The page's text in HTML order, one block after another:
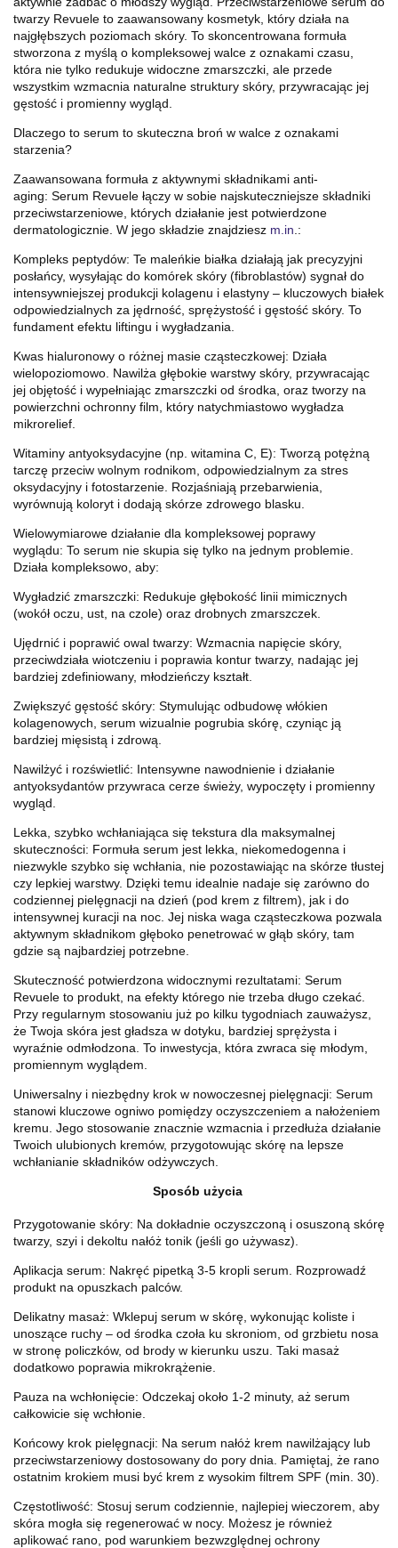
twarzy Revuele to zaawansowany kosmetyk, który działa na
najgłębszych poziomach skóry. To skoncentrowana formuła
stworzona z myślą o kompleksowej walce z oznakami czasu,
która nie tylko redukuje widoczne zmarszczki, ale przede
wszystkim wzmacnia naturalne struktury skóry, przywracając jej
gęstość i promienny wygląd.
Dlaczego to serum to skuteczna broń w walce z oznakami
starzenia?
Zaawansowana formuła z aktywnymi składnikami anti-
aging: Serum Revuele łączy w sobie najskuteczniejsze składniki
przeciwstarzeniowe, których działanie jest potwierdzone
dermatologicznie. W jego składzie znajdziesz m.in .:
Kompleks peptydów: Te maleńkie białka działają jak precyzyjni
posłańcy, wysyłając do komórek skóry (fibroblastów) sygnał do
intensywniejszej produkcji kolagenu i elastyny – kluczowych białek
odpowiedzialnych za jędrność, sprężystość i gęstość skóry. To
fundament efektu liftingu i wygładzania.
Kwas hialuronowy o różnej masie cząsteczkowej: Działa
wielopoziomowo. Nawilża głębokie warstwy skóry, przywracając
jej objętość i wypełniając zmarszczki od środka, oraz tworzy na
powierzchni ochronny film, który natychmiastowo wygładza
mikrorelief.
Witaminy antyoksydacyjne (np. witamina C, E): Tworzą potężną
tarczę przeciw wolnym rodnikom, odpowiedzialnym za stres
oksydacyjny i fotostarzenie. Rozjaśniają przebarwienia,
wyrównują koloryt i dodają skórze zdrowego blasku.
Wielowymiarowe działanie dla kompleksowej poprawy
wyglądu: To serum nie skupia się tylko na jednym problemie.
Działa kompleksowo, aby:
Wygładzić zmarszczki: Redukuje głębokość linii mimicznych
(wokół oczu, ust, na czole) oraz drobnych zmarszczek.
Ujędrnić i poprawić owal twarzy: Wzmacnia napięcie skóry,
przeciwdziała wiotczeniu i poprawia kontur twarzy, nadając jej
bardziej zdefiniowany, młodzieńczy kształt.
Zwiększyć gęstość skóry: Stymulując odbudowę włókien
kolagenowych, serum wizualnie pogrubia skórę, czyniąc ją
bardziej mięsistą i zdrową.
Nawilżyć i rozświetlić: Intensywne nawodnienie i działanie
antyoksydantów przywraca cerze świeży, wypoczęty i promienny
wygląd.
Lekka, szybko wchłaniająca się tekstura dla maksymalnej
skuteczności: Formuła serum jest lekka, niekomedogenna i
niezwykle szybko się wchłania, nie pozostawiając na skórze tłustej
czy lepkiej warstwy. Dzięki temu idealnie nadaje się zarówno do
codziennej pielęgnacji na dzień (pod krem z filtrem), jak i do
intensywnej kuracji na noc. Jej niska waga cząsteczkowa pozwala
aktywnym składnikom głęboko penetrować w głąb skóry, tam
gdzie są najbardziej potrzebne.
Skuteczność potwierdzona widocznymi rezultatami: Serum
Revuele to produkt, na efekty którego nie trzeba długo czekać.
Przy regularnym stosowaniu już po kilku tygodniach zauważysz,
że Twoja skóra jest gładsza w dotyku, bardziej sprężysta i
wyraźnie odmłodzona. To inwestycja, która zwraca się młodym,
promiennym wyglądem.
Uniwersalny i niezbędny krok w nowoczesnej pielęgnacji: Serum
stanowi kluczowe ogniwo pomiędzy oczyszczeniem a nałożeniem
kremu. Jego stosowanie znacznie wzmacnia i przedłuża działanie
Twoich ulubionych kremów, przygotowując skórę na lepsze
wchłanianie składników odżywczych.
Sposób użycia
Przygotowanie skóry: Na dokładnie oczyszczoną i osuszoną skórę
twarzy, szyi i dekoltu nałóż tonik (jeśli go używasz).
Aplikacja serum: Nakręć pipetką 3-5 kropli serum. Rozprowadź
produkt na opuszkach palców.
Delikatny masaż: Wklepuj serum w skórę, wykonując koliste i
unoszące ruchy – od środka czoła ku skroniom, od grzbietu nosa
w stronę policzków, od brody w kierunku uszu. Taki masaż
dodatkowo poprawia mikrokrążenie.
Pauza na wchłonięcie: Odczekaj około 1-2 minuty, aż serum
całkowicie się wchłonie.
Końcowy krok pielęgnacji: Na serum nałóż krem nawilżający lub
przeciwstarzeniowy dostosowany do pory dnia. Pamiętaj, że rano
ostatnim krokiem musi być krem z wysokim filtrem SPF (min. 30).
Częstotliwość: Stosuj serum codziennie, najlepiej wieczorem, aby
skóra mogła się regenerować w nocy. Możesz je również
aplikować rano, pod warunkiem bezwzględnej ochrony